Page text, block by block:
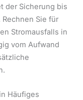
der Sicherung bis
Sie für
Stromausfalls in
vom Aufwand
Häufiges